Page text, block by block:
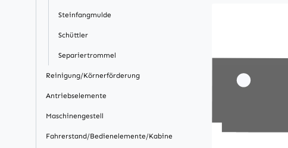
Steinfangmulde
Schüttler
Separiertrommel
Reinigung/Körnerförderung
Antriebselemente
Maschinengestell
Fahrerstand/Bedienelemente/Kabine